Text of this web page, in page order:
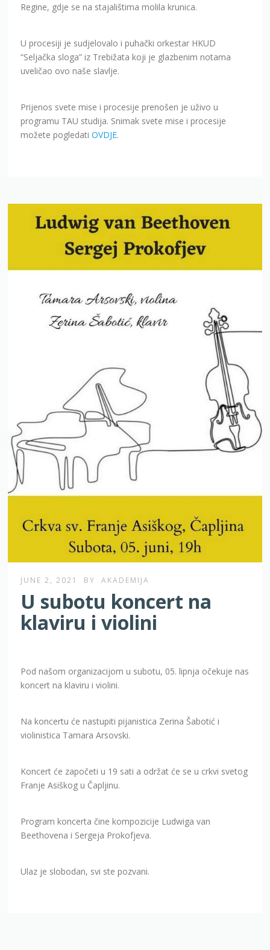
Regine, gdje se na stajalištima molila krunica.
U procesiji je sudjelovalo i puhački orkestar HKUD
“Seljačka sloga” iz Trebižata koji je glazbenim notama
uveličao ovo naše slavlje.
Prijenos svete mise i procesije prenošen je uživo u
programu TAU studija. Snimak svete mise i procesije
možete pogledatiOVDJE.
JUNE 2, 2021 BY AKADEMIJA
U subotu koncert na
klaviru i violini
Pod našom organizacijom u subotu, 05. lipnja očekuje nas
koncert na klaviru i violini.
Na koncertu će nastupiti pijanistica Zerina Šabotić i
violinistica Tamara Arsovski.
Koncert će započeti u 19 sati a održat će se u crkvi svetog
Franje Asiškog u Čapljinu.
Program koncerta čine kompozicije Ludwiga van
Beethovena i Sergeja Prokofjeva.
Ulaz je slobodan, svi ste pozvani.